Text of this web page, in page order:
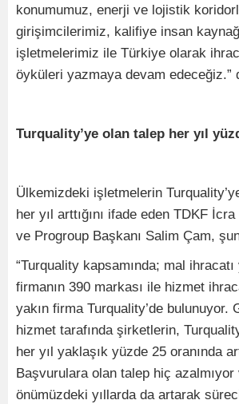
konumumuz, enerji ve lojistik
girişimcilerimiz, kalifiye insan
işletmelerimiz ile Türkiye olarak
öyküleri yazmaya devam edeceğiz.”
Turquality’ye olan talep her yıl
Ülkemizdeki işletmelerin
her yıl arttığını ifade eden TDKF
ve Progroup Başkanı Salim Çam,
“Turquality kapsamında; mal
firmanın 390 markası ile hizmet
yakın firma Turquality’de bulunuyor.
hizmet tarafında şirketlerin,
her yıl yaklaşık yüzde 25 oranında
Başvurulara olan talep hiç
önümüzdeki yıllarda da artarak